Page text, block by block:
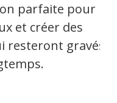
parfaite pour
et créer des
resteront gravés